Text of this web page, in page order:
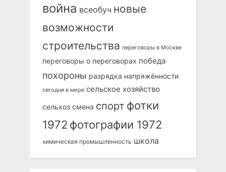
война всеобуч новые
возможности
строительства переговоры в Москве
переговоры о переговорах победа
похороны разрядка напряжённости
сегодня в мире сельское хозяйство
сельхоз смена спорт фотки
1972 фотографии 1972
химическая промышленность школа